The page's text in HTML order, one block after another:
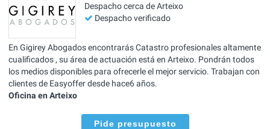
Despacho cerca de Arteixo
Despacho verificado
En Gigirey Abogados encontrarás Catastro profesionales altamente
cualificados , su área de actuación está en Arteixo. Pondrán todos
los medios disponibles para ofrecerle el mejor servicio. Trabajan con
clientes de Easyoffer desde hace6 años.
Oficina en Arteixo
Pide presupuesto